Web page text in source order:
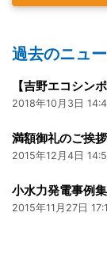
過去のニュ
【吉野エコシン
2018年10月3日
満額御礼のご挨拶
2015年12月4日
小水力発電事例
2015年11月27日